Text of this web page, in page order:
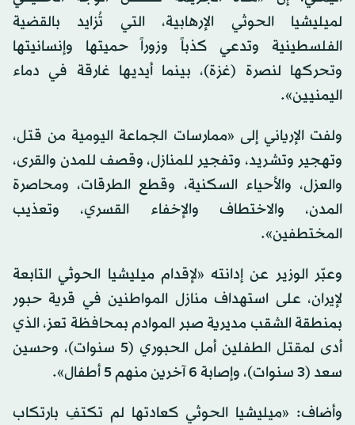
لميليشيا الحوثي الإرهابية، التي تُزايد بالقضية
الفلسطينية وتدعي كذباً وزوراً حميتها وإنسانيتها
وتحركها لنصرة (غزة)، بينما أيديها غارقة في دماء
اليمنيين».
ولفت الإرياني إلى «ممارسات الجماعة اليومية من قتل،
وتهجير وتشريد، وتفجير للمنازل، وقصف للمدن والقرى،
والعزل، والأحياء السكنية، وقطع الطرقات، ومحاصرة
المدن، والاختطاف والإخفاء القسري، وتعذيب
المختطفين».
وعبّر الوزير عن إدانته «لإقدام ميليشيا الحوثي التابعة
لإيران، على استهداف منازل المواطنين في قرية حبور
بمنطقة الشقب مديرية صبر الموادم بمحافظة تعز، الذي
أدى لمقتل الطفلين أمل الحبوري (5 سنوات)، وحسين
سعد (3 سنوات)، وإصابة 6 آخرين منهم 5 أطفال».
وأضاف: «ميليشيا الحوثي كعادتها لم تكتفِ بارتكاب